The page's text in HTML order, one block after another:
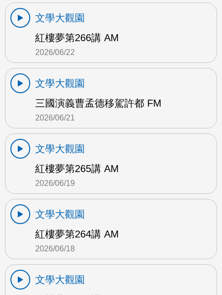
文學大觀園
紅樓夢第266講 AM
2026/06/22
文學大觀園
三國演義曹孟德移駕許都 FM
2026/06/21
文學大觀園
紅樓夢第265講 AM
2026/06/19
文學大觀園
紅樓夢第264講 AM
2026/06/18
文學大觀園